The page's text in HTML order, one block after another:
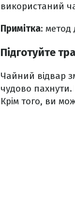
використаний
Примітка: метод
Підготуйте
Чайний відвар
чудово пахнути.
Крім того, ви